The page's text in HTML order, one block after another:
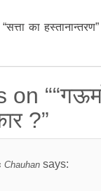
का
?”
Chauhan says: